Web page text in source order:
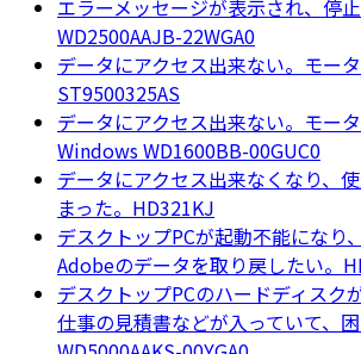
エラーメッセージが表示され、停止
WD2500AAJB-22WGA0
データにアクセス出来ない。モー
ST9500325AS
データにアクセス出来ない。モー
Windows WD1600BB-00GUC0
データにアクセス出来なくなり、
まった。HD321KJ
デスクトップPCが起動不能になり
Adobeのデータを取り戻したい。
デスクトップPCのハードディスク
仕事の見積書などが入っていて、困